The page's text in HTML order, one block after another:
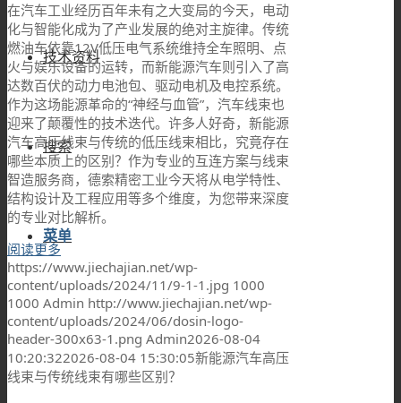
技术资料
搜索
菜单
在汽车工业经历百年未有之大变局的今天，电动
化与智能化成为了产业发展的绝对主旋律。传统
燃油车依靠12V低压电气系统维持全车照明、点
火与娱乐设备的运转，而新能源汽车则引入了高
达数百伏的动力电池包、驱动电机及电控系统。
作为这场能源革命的“神经与血管”，汽车线束也
迎来了颠覆性的技术迭代。许多人好奇，新能源
汽车高压线束与传统的低压线束相比，究竟存在
哪些本质上的区别？作为专业的互连方案与线束
智造服务商，德索精密工业今天将从电学特性、
结构设计及工程应用等多个维度，为您带来深度
的专业对比解析。
阅读更多
https://www.jiechajian.net/wp-
content/uploads/2024/11/9-1-1.jpg 1000
1000 Admin http://www.jiechajian.net/wp-
content/uploads/2024/06/dosin-logo-
header-300x63-1.png Admin2026-08-04
10:20:322026-08-04 15:30:05新能源汽车高压
线束与传统线束有哪些区别？